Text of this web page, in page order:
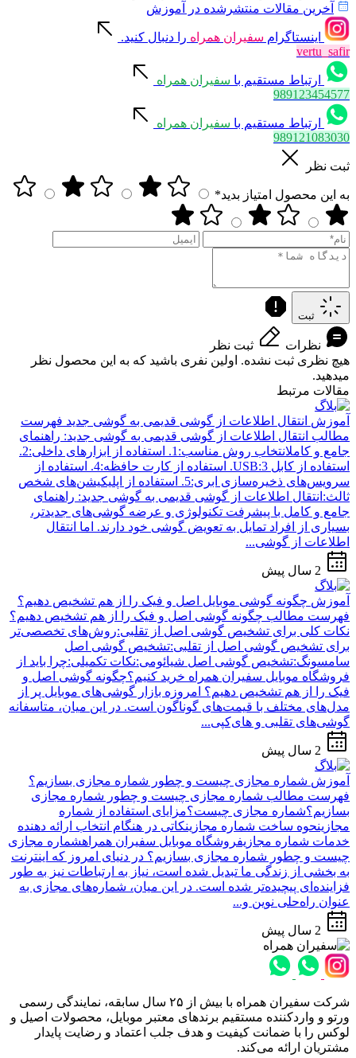
آخرین مقالات منتشرشده در آموزش
اینستاگرام سفیران همراه را دنبال کنید.
vertu_safir
ارتباط مستقیم با سفیران همراه
989123454577
ارتباط مستقیم با سفیران همراه
989121083030
ثبت نظر
به این محصول امتیاز بدید*
ثبت
نظرات
ثبت نظر
هیچ نظری ثبت نشده. اولین نفری باشید که به این محصول نظر
میدهید.
مقالات مرتبط
آموزش انتقال اطلاعات از گوشی قدیمی به گوشی جدید فهرست
مطالب انتقال اطلاعات از گوشی قدیمی به گوشی جدید: راهنمای
جامع و کاملانتخاب روش مناسب:1. استفاده از ابزارهای داخلی:2.
استفاده از کابل USB:3. استفاده از کارت حافظه:4. استفاده از
سرویس‌های ذخیره‌سازی ابری:5. استفاده از اپلیکیشن‌های شخص
ثالث:انتقال اطلاعات از گوشی قدیمی به گوشی جدید: راهنمای
جامع و کامل با پیشرفت تکنولوژی و عرضه گوشی‌های جدیدتر،
بسیاری از افراد تمایل به تعویض گوشی خود دارند. اما انتقال
اطلاعات از گوشی...
2 سال پیش
آموزش چگونه گوشی موبایل اصل و فیک را از هم تشخیص دهیم؟
فهرست مطالب چگونه گوشی اصل و فیک را از هم تشخیص دهیم؟
نکات کلی برای تشخیص گوشی اصل از تقلبی:روش‌های تخصصی‌تر
برای تشخیص گوشی اصل از تقلبی:تشخیص گوشی اصل
سامسونگ:تشخیص گوشی اصل شیائومی:نکات تکمیلی:چرا باید از
فروشگاه موبایل سفیران همراه خرید کنیم؟چگونه گوشی اصل و
فیک را از هم تشخیص دهیم؟ امروزه بازار گوشی‌های موبایل پر از
مدل‌های مختلف با قیمت‌های گوناگون است. در این میان، متاسفانه
گوشی‌های تقلبی و های‌کپی...
2 سال پیش
آموزش شماره‌ مجازی چیست و چطور شماره مجازی بسازیم؟
فهرست مطالب شماره مجازی چیست و چطور شماره مجازی
بسازیم؟شماره مجازی چیست؟مزایای استفاده از شماره
مجازینحوه ساخت شماره مجازینکاتی در هنگام انتخاب ارائه دهنده
خدمات شماره مجازیفروشگاه موبایل سفیران همراهشماره مجازی
چیست و چطور شماره مجازی بسازیم؟ در دنیای امروز که اینترنت
به بخشی از زندگی ما تبدیل شده است، نیاز به ارتباطات نیز به طور
فزاینده‌ای پیچیده‌تر شده است. در این میان، شماره‌های مجازی به
عنوان راه‌حلی نوین و...
2 سال پیش
شرکت سفیران همراه با بیش از ۲۵ سال سابقه، نمایندگی رسمی
ورتو و واردکننده مستقیم برندهای معتبر موبایل، محصولات اصیل و
لوکس را با ضمانت کیفیت و هدف جلب اعتماد و رضایت پایدار
مشتریان ارائه می‌کند.